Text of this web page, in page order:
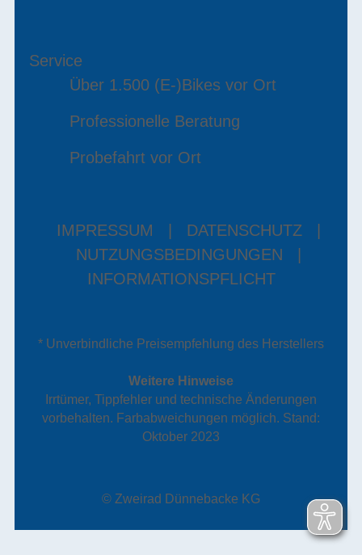
Service
Über 1.500 (E-)Bikes vor Ort
Professionelle Beratung
Probefahrt vor Ort
IMPRESSUM DATENSCHUTZ
NUTZUNGSBEDINGUNGEN
INFORMATIONSPFLICHT
* Unverbindliche Preisempfehlung des Herstellers
Weitere Hinweise
Irrtümer, Tippfehler und technische Änderungen
vorbehalten. Farbabweichungen möglich. Stand:
Oktober 2023
© Zweirad Dünnebacke KG